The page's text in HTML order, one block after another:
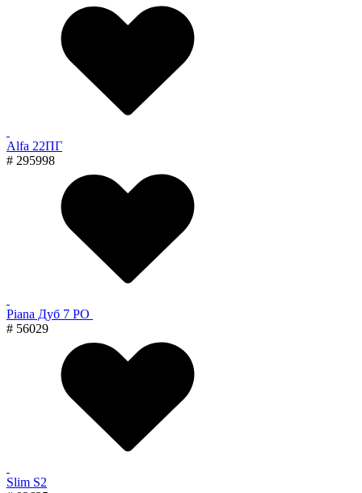
Alfa 22ПГ
# 295998
Piana Дуб 7 PO
# 56029
Slim S2